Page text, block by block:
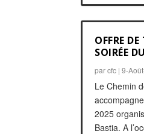
OFFRE
SOIRÉE
parcfc |9-
Le Chemin
2025
Bastia. A